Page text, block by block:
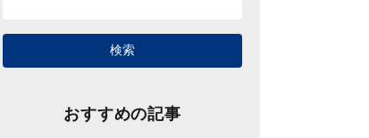
おすすめの記事